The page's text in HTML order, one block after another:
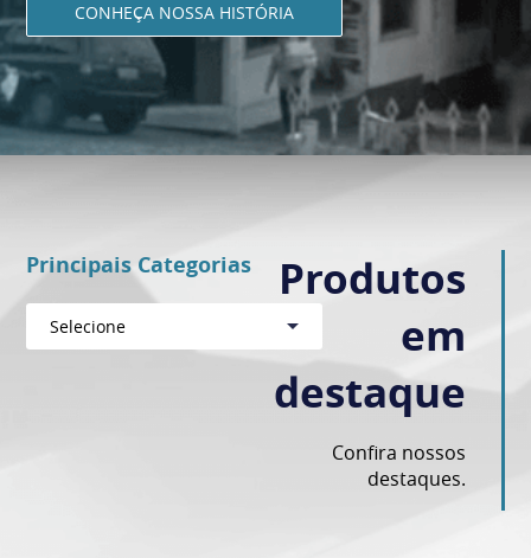
CONHEÇA NOSSA HISTÓRIA
Principais Categorias
Selecione
Produtos
em
destaque
Confira nossos
destaques.